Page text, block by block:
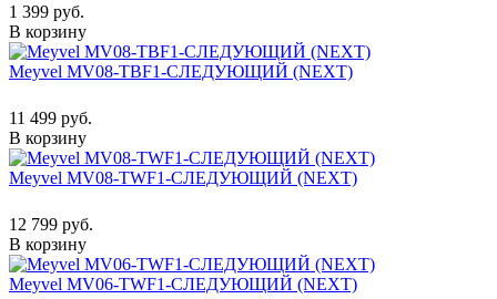
1 399 руб.
В корзину
Meyvel MV08-TBF1-СЛЕДУЮЩИЙ (NEXT)
11 499 руб.
В корзину
Meyvel MV08-TWF1-СЛЕДУЮЩИЙ (NEXT)
12 799 руб.
В корзину
Meyvel MV06-TWF1-СЛЕДУЮЩИЙ (NEXT)